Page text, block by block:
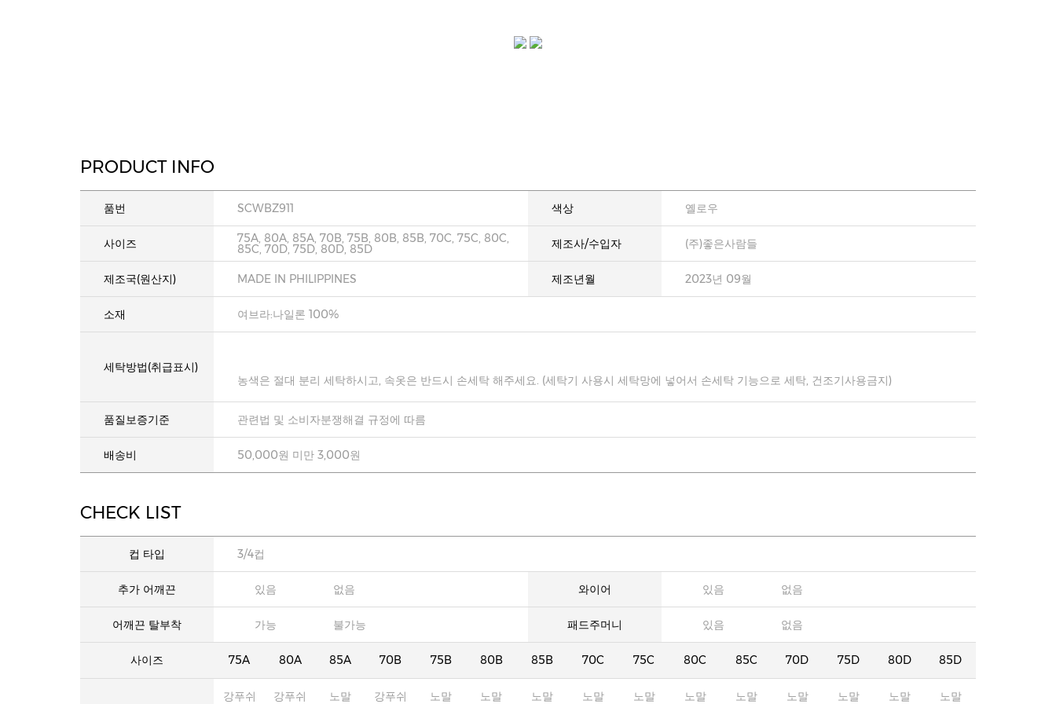
PRODUCT INFO
품번 SCWBZ911 색상 옐로우
사이즈 75A, 80A, 85A, 70B, 75B, 80B, 85B, 70C, 75C, 80C,
85C, 70D, 75D, 80D, 85D 제조사/수입자 (주)좋은사람들
제조국(원산지) MADE IN PHILIPPINES 제조년월 2023년 09월
소재 여브라:나일론 100%
세탁방법(취급표시)
농색은 절대 분리 세탁하시고, 속옷은 반드시 손세탁 해주세요. (세탁기 사용시 세탁망에 넣어서 손세탁 기능으로 세탁, 건조기사용금지)
품질보증기준 관련법 및 소비자분쟁해결 규정에 따름
배송비 50,000원 미만 3,000원
CHECK LIST
컵 타입 3/4컵
추가 어깨끈 있음 없음 와이어 있음 없음
어깨끈 탈부착 가능 불가능 패드주머니 있음 없음
사이즈 75A 80A 85A 70B 75B 80B 85B 70C 75C 80C 85C 70D 75D 80D 85D
강푸쉬 강푸쉬 노말 강푸쉬 노말 노말 노말 노말 노말 노말 노말 노말 노말 노말 노말